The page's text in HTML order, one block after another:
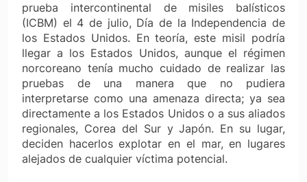
prueba intercontinental de misiles balísticos
(ICBM) el 4 de julio, Día de la Independencia de
los Estados Unidos. En teoría, este misil podría
llegar a los Estados Unidos, aunque el régimen
norcoreano tenía mucho cuidado de realizar las
pruebas de una manera que no pudiera
interpretarse como una amenaza directa; ya sea
directamente a los Estados Unidos o a sus aliados
regionales, Corea del Sur y Japón. En su lugar,
deciden hacerlos explotar en el mar, en lugares
alejados de cualquier víctima potencial.